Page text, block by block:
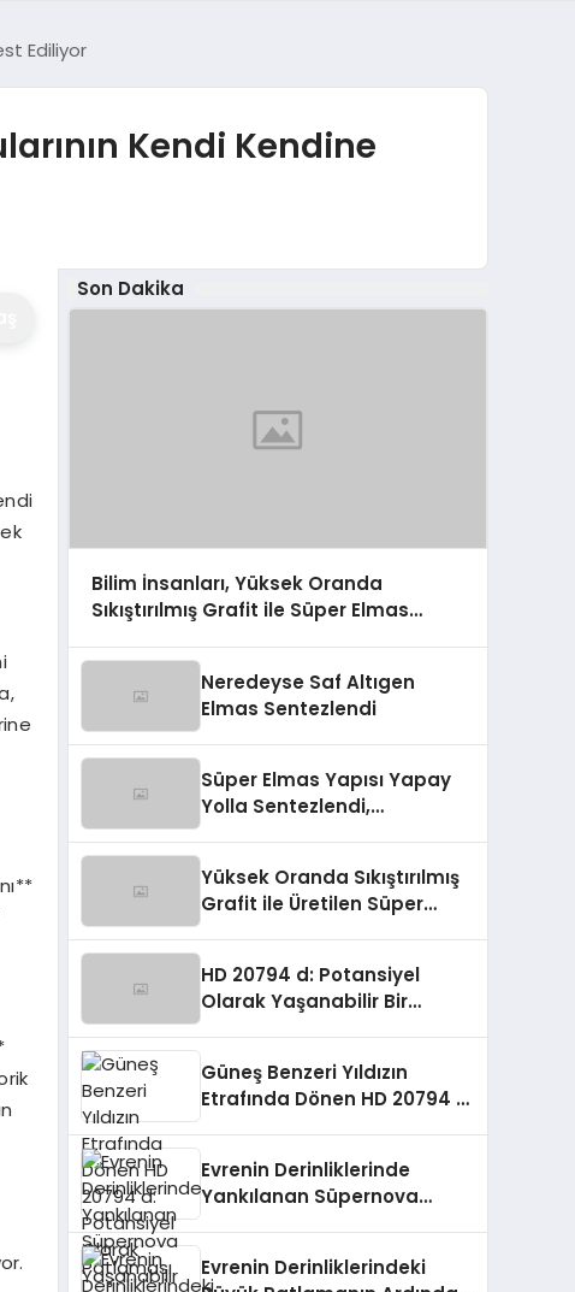
Ediliyor
Kendi Kendine
Son Dakika
Bilim İnsanları, Yüksek Oranda
Sıkıştırılmış Grafit ile Süper Elmas
Neredeyse Saf Altıgen
Elmas Sentezlendi
Süper Elmas Yapısı Yapay
Yolla Sentezlendi,
Yüksek Oranda Sıkıştırılmış
Grafit ile Üretilen Süper
HD 20794 d: Potansiyel
Olarak Yaşanabilir Bir
Güneş Benzeri Yıldızın
Etrafında Dönen HD 20794 d:
Evrenin Derinliklerinde
Yankılanan Süpernova
Evrenin Derinliklerindeki